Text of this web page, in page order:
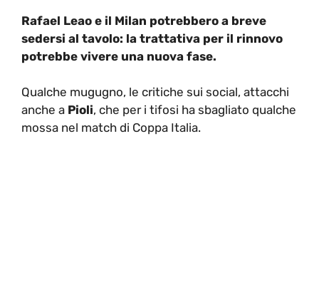
Rafael Leao e il Milan potrebbero a breve
sedersi al tavolo: la trattativa per il rinnovo
potrebbe vivere una nuova fase.
Qualche mugugno, le critiche sui social, attacchi
anche a Pioli, che per i tifosi ha sbagliato qualche
mossa nel match di Coppa Italia.